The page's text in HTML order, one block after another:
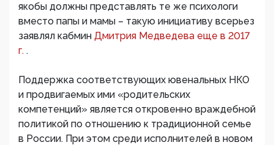
якобы должны представлять те же психологи
вместо папы и мамы – такую инициативу всерьез
заявлял кабмин Дмитрия Медведева еще в 2017
г. .
Поддержка соответствующих ювенальных НКО
и продвигаемых ими «родительских
компетенций» является откровенно враждебной
политикой по отношению к традиционной семье
в России. При этом среди исполнителей в новом